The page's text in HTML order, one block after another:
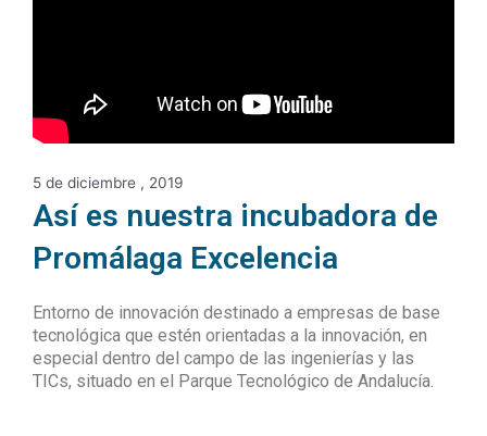
5 de diciembre , 2019
Así es nuestra incubadora de
Promálaga Excelencia
Entorno de innovación destinado a empresas de base
tecnológica que estén orientadas a la innovación, en
especial dentro del campo de las ingenierías y las
TICs, situado en el Parque Tecnológico de Andalucía.